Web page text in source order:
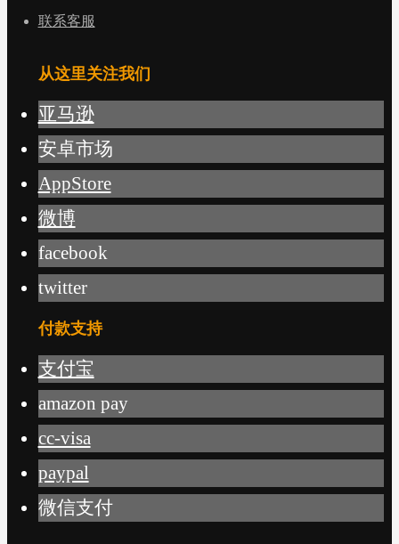
联系客服
从这里关注我们
亚马逊
安卓市场
AppStore
微博
facebook
twitter
付款支持
支付宝
amazon pay
cc-visa
paypal
微信支付